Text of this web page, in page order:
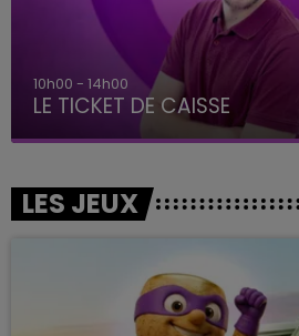
10h00 - 14h00
LE TICKET DE CAISSE
LES JEUX